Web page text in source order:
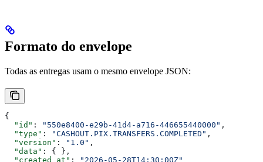
Formato do envelope
Todas as entregas usam o mesmo envelope JSON:
{
  "id"
: "550e8400-e29b-41d4-a716-446655440000" ,
  "type"
: "CASHOUT.PIX.TRANSFERS.COMPLETED" ,
  "version"
: "1.0" ,
  "data"
: { },
  "created_at"
:
"2026-05-28T14:30:00Z"